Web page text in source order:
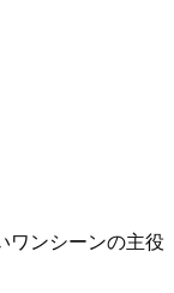
ワンシーンの主役